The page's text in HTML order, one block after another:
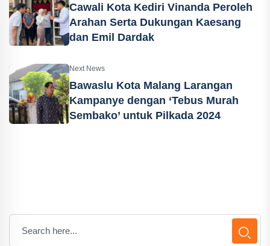
Cawali Kota Kediri Vinanda Peroleh
Arahan Serta Dukungan Kaesang
dan Emil Dardak
Next News
Bawaslu Kota Malang Larangan
Kampanye dengan ‘Tebus Murah
Sembako’ untuk Pilkada 2024